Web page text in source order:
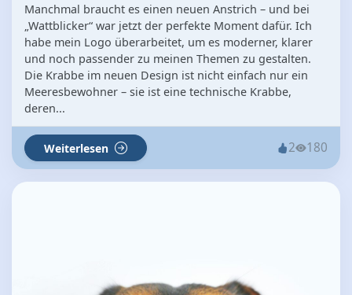
Manchmal braucht es einen neuen Anstrich – und bei
„Wattblicker“ war jetzt der perfekte Moment dafür. Ich
habe mein Logo überarbeitet, um es moderner, klarer
und noch passender zu meinen Themen zu gestalten.
Die Krabbe im neuen Design ist nicht einfach nur ein
Meeresbewohner – sie ist eine technische Krabbe,
deren...
Weiterlesen 2 180